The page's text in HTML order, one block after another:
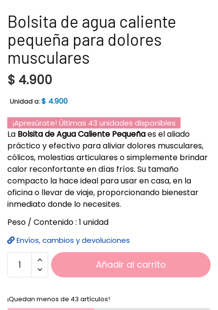
Bolsita de agua caliente
pequeña para dolores
musculares
$ 4.900
Unidad a:$ 4.900
¡Apresúrate! Últimas 43 unidades disponibles
La Bolsita de Agua Caliente Pequeñaes el aliado
práctico y efectivo para aliviar dolores musculares,
cólicos, molestias articulares o simplemente brindar
calor reconfortante en días fríos. Su tamaño
compacto la hace ideal para usar en casa, en la
oficina o llevar de viaje, proporcionando bienestar
inmediato donde lo necesites.
Peso / Contenido : 1 unidad
Envíos, cambios y devoluciones
Añadir al carrito
¡Quedan menos de 43 artículos!